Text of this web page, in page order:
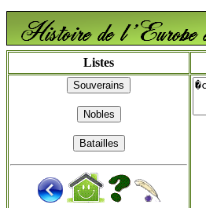
Listes